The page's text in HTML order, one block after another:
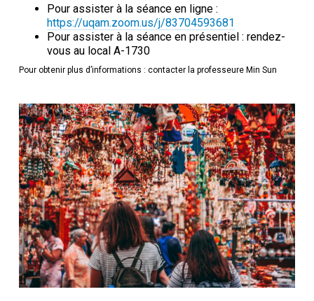
Pour assister à la séance en ligne :
https://uqam.zoom.us/j/83704593681
Pour assister à la séance en présentiel : rendez-
vous au local A-1730
Pour obtenir plus d’informations : contacter la professeure Min Sun